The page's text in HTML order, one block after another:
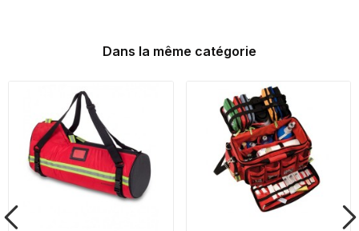
Dans la même catégorie